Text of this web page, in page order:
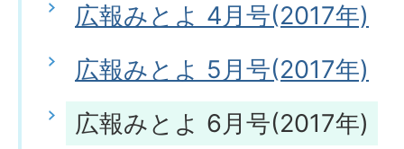
広報みとよ 4月号(2017年)
広報みとよ 5月号(2017年)
広報みとよ 6月号(2017年)